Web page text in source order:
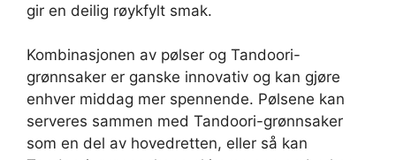
gir en deilig røykfylt smak.
Kombinasjonen av pølser og Tandoori-
grønnsaker er ganske innovativ og kan gjøre
enhver middag mer spennende. Pølsene kan
serveres sammen med Tandoori-grønnsaker
som en del av hovedretten, eller så kan